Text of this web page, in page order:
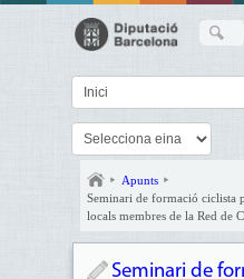
Apunts
Seminari de formació ciclista
locals membres de la Red de
Seminari de